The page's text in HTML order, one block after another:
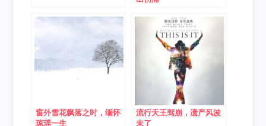
窗外雪花飘落之时，缅怀
琼瑶一生
流行天王驾崩，遗产风波
未了